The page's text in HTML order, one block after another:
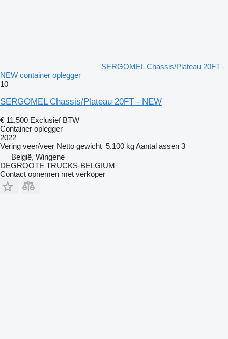
SERGOMEL Chassis/Plateau 20FT -
NEW container oplegger
10
SERGOMEL Chassis/Plateau 20FT - NEW
€ 11.500 Exclusief BTW
Container oplegger
2022
Vering veer/veer Netto gewicht 5.100 kgAantal assen 3
België, Wingene
DEGROOTE TRUCKS-BELGIUM
Contact opnemen met verkoper